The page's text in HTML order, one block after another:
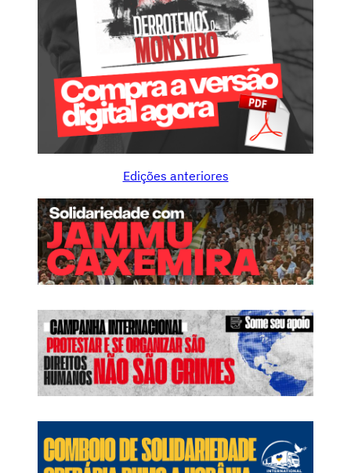
Edições anteriores